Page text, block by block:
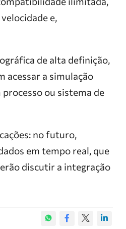
e,
de alta definição,
acessar a simulação
ou sistema de
no futuro,
em tempo real, que
discutir a integração